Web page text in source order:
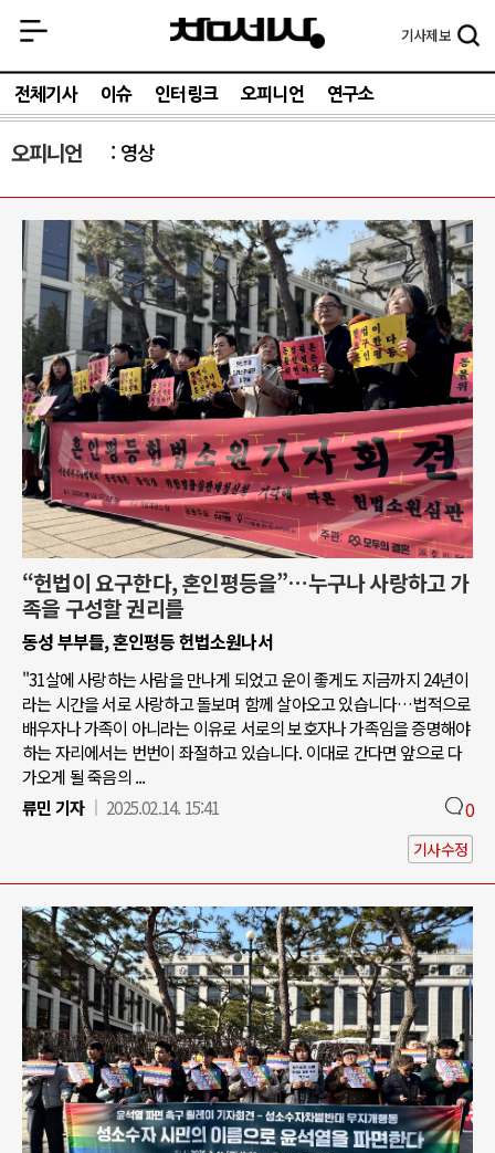
기사제보
전체기사 이슈 인터링크 오피니언 연구소
오피니언 영상
“헌법이 요구한다, 혼인평등을”…누구나 사랑하고 가
족을 구성할 권리를
동성 부부들, 혼인평등 헌법소원나서
"31살에 사랑하는 사람을 만나게 되었고 운이 좋게도 지금까지 24년이
라는 시간을 서로 사랑하고 돌보며 함께 살아오고 있습니다…법적으로
배우자나 가족이 아니라는 이유로 서로의 보호자나 가족임을 증명해야
하는 자리에서는 번번이 좌절하고 있습니다. 이대로 간다면 앞으로 다
가오게 될 죽음의 ...
류민 기자
2025.02.14. 15:41 0
기사수정